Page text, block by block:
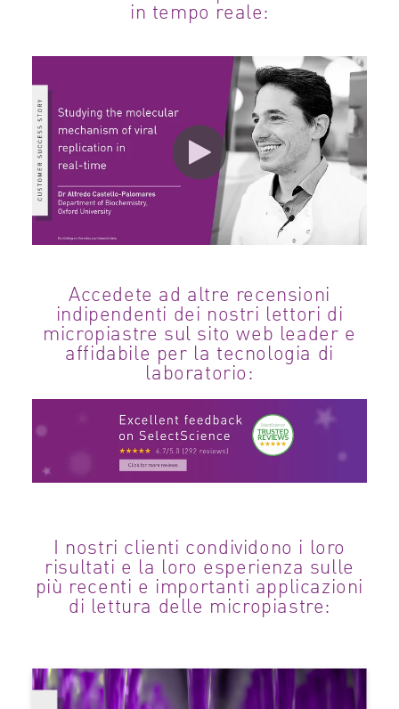
in tempo reale:
Accedete ad altre recensioni
indipendenti dei nostri lettori di
micropiastre sul sito web leader e
affidabile per la tecnologia di
laboratorio:
I nostri clienti condividono i loro
risultati e la loro esperienza sulle
più recenti e importanti applicazioni
di lettura delle micropiastre: